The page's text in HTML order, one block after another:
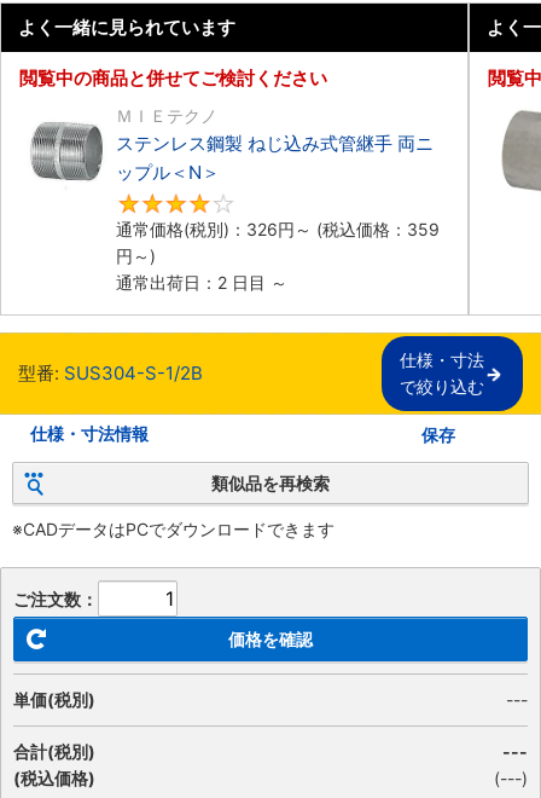
よく一緒に見られています
閲覧中の商品と併せてご検討ください
ＭＩＥテクノ
ステンレス鋼製 ねじ込み式管継手 両ニ
ップル＜N＞
通常価格(税別)： 326円 ～ (税込価格： 359
円 ～)
通常出荷日：2 日目 ～
よく
閲覧
型番: SUS304-S-1/2B
仕様・寸法
で絞り込む
仕様・寸法情報 保存
類似品を再検索
※CADデータはPCでダウンロードできます
ご注文数：
価格を確認
単価(税別) ---
合計(税別)
(税込価格)
---
(---)